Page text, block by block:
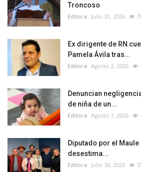
Troncoso
Editora Julio 31, 2026
Ex dirigente de RN
Pamela Ávila tras...
Editora Agosto 2, 2026
Denuncian
de niña de un...
Editora Agosto 1, 2026
Diputado por el
desestima...
Editora Julio 30, 2026